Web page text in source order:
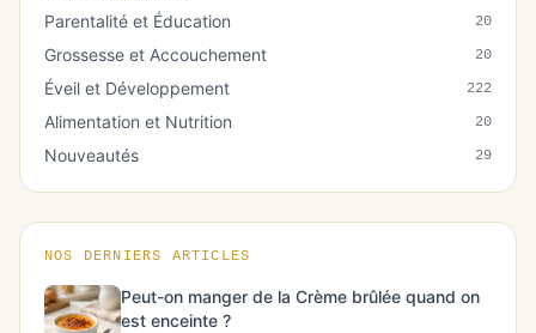
Parentalité et Éducation 20
Grossesse et Accouchement 20
Éveil et Développement 222
Alimentation et Nutrition 20
Nouveautés 29
NOS DERNIERS ARTICLES
Peut-on manger de la Crème brûlée quand on
est enceinte ?